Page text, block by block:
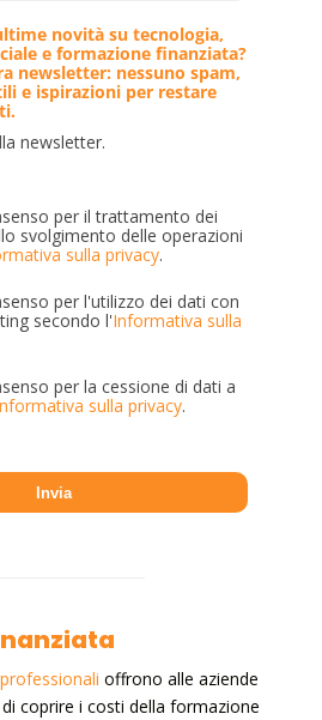
novità su tecnologia,
e formazione finanziata?
newsletter: nessuno spam,
e ispirazioni per restare
newsletter.
per il trattamento dei
svolgimento delle operazioni
sulla privacy.
per l'utilizzo dei dati con
secondo l'Informativa sulla
per la cessione di dati a
sulla privacy.
offrono alle aziende
coprire i costi della formazione